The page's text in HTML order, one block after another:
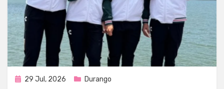
Publicada
29 Jul, 2026 Durango